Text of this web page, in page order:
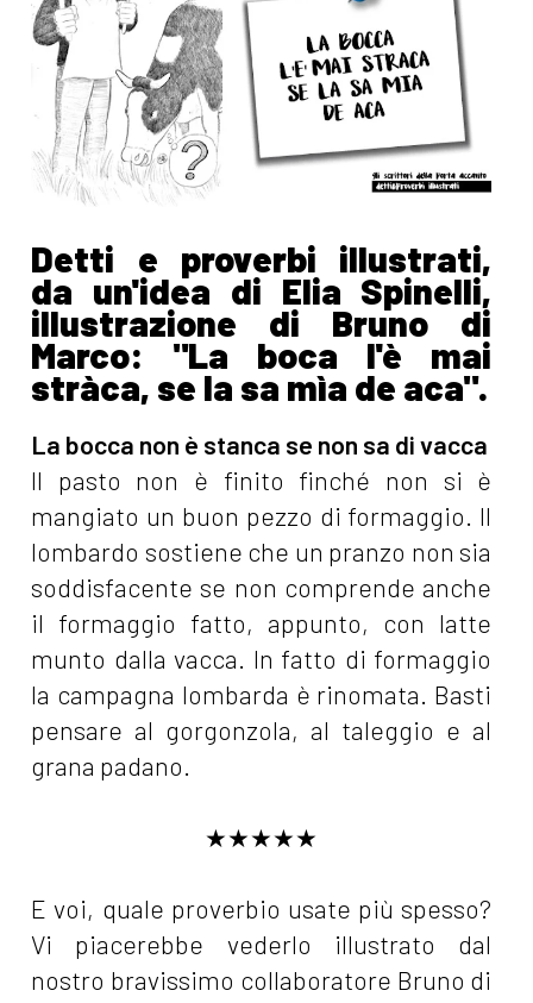
Detti e proverbi illustrati,
da un'idea di Elia Spinelli,
illustrazione di Bruno di
Marco: "La boca l'è mai
stràca, se la sa mìa de aca".
La bocca non è stanca se non sa di vacca
Il pasto non è finito finché non si è
mangiato un buon pezzo di formaggio. Il
lombardo sostiene che un pranzo non sia
soddisfacente se non comprende anche
il formaggio fatto, appunto, con latte
munto dalla vacca. In fatto di formaggio
la campagna lombarda è rinomata. Basti
pensare al gorgonzola, al taleggio e al
grana padano.
★★★★★
E voi, quale proverbio usate più spesso?
Vi piacerebbe vederlo illustrato dal
nostro bravissimo collaboratore Bruno di